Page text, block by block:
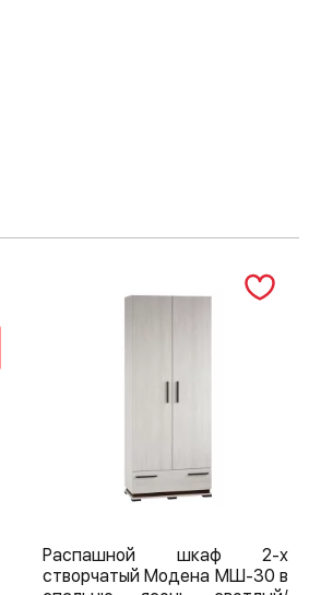
Распашной шкаф 2-х
створчатый Модена МШ-30 в